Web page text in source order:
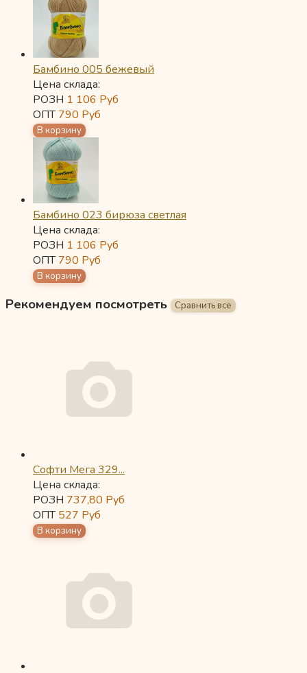
Бамбино 005 бежевый
Цена склада:
РОЗН 1 106 Руб
ОПТ790 Руб
Бамбино 023 бирюза светлая
Цена склада:
РОЗН 1 106 Руб
ОПТ790 Руб
Рекомендуем посмотреть
Софти Мега 329...
Цена склада:
РОЗН 737,80 Руб
ОПТ527 Руб